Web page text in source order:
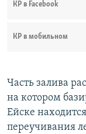
КР в Facebook
КР в мобильном
Часть залива
на котором
Ейске
переучивания